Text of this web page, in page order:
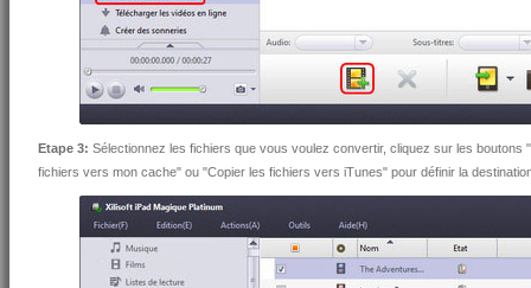
Etape 3: Sélectionnez les fichiers que vous voulez convertir, cliquez sur les
fichiers vers mon cache" ou "Copier les fichiers vers iTunes" pour définir la